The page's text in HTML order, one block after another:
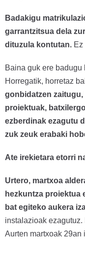
Badakigu
garrantzitsua dela
dituzula kontutan.
Baina guk ere
Horregatik, horretaz
gonbidatzen
proiektuak,
ezberdinak ezagutu
zuk zeuk erabaki
Ate irekietara etorri
Urtero, martxoa
hezkuntza proiektua
bat egiteko aukera
instalazioak
Aurten martxoak 29an